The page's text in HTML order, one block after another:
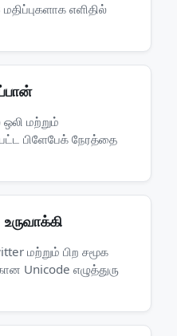
எளிதில்
மற்றும்
பிளேபேக் நேரத்தை
மற்றும் பிற சமூக
Unicode எழுத்துரு